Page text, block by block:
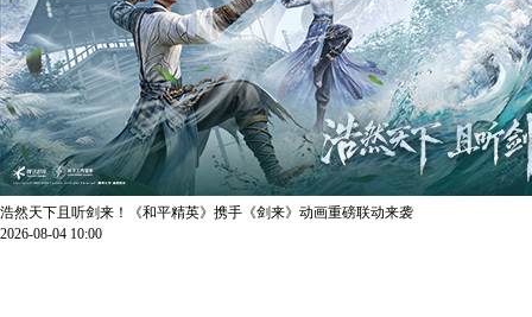
浩然天下且听剑来！《和平精英》携手《剑来》动画重磅联动来袭
2026-08-04 10:00